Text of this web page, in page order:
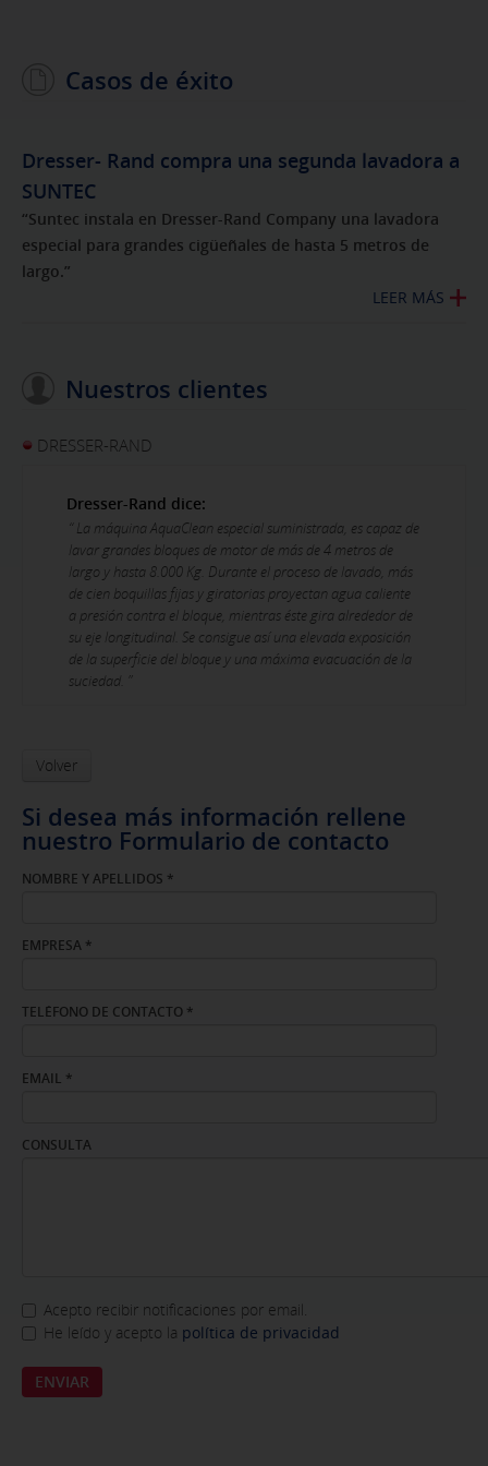
Casos de éxito
Dresser- Rand compra una segunda lavadora a
SUNTEC
“Suntec instala en Dresser-Rand Company una lavadora
especial para grandes cigüeñales de hasta 5 metros de
largo.”
LEER MÁS
Nuestros clientes
DRESSER-RAND
Dresser-Rand dice:
“ La máquina AquaClean especial suministrada, es capaz de
lavar grandes bloques de motor de más de 4 metros de
largo y hasta 8.000 Kg. Durante el proceso de lavado, más
de cien boquillas fijas y giratorias proyectan agua caliente
a presión contra el bloque, mientras éste gira alrededor de
su eje longitudinal. Se consigue así una elevada exposición
de la superficie del bloque y una máxima evacuación de la
suciedad. ”
Volver
Si desea más información rellene
nuestro Formulario de contacto
NOMBRE Y APELLIDOS *
EMPRESA *
TELÉFONO DE CONTACTO *
EMAIL *
CONSULTA
SUSCRIPCIÓN A NEWSLETTER
Acepto recibir notificaciones por email.
ACEPTACIÓN DE CONDICIONES*
He leído y acepto la política de privacidad
ENVIAR